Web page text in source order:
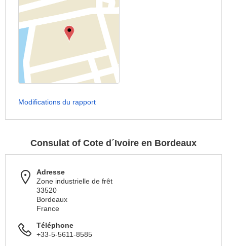
Modifications du rapport
Consulat of Cote d´Ivoire en Bordeaux
Adresse
Zone industrielle de frêt
33520
Bordeaux
France
Téléphone
+33-5-5611-8585